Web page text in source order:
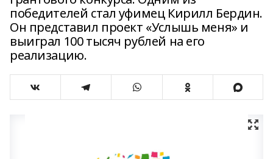
победителей стал уфимец Кирилл Бердин.
Он представил проект «Услышь меня» и
выиграл 100 тысяч рублей на его
реализацию.